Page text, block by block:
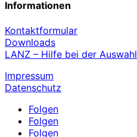
Informationen
Kontaktformular
Downloads
LANZ – Hilfe bei der Auswahl
Impressum
Datenschutz
Folgen
Folgen
Folgen